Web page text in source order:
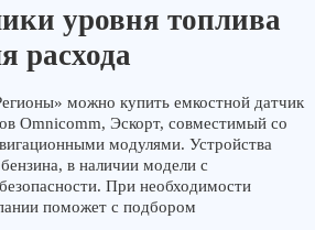
уровня топлива
расхода
можно купить емкостной датчик
Omnicomm, Эскорт, совместимый со
модулями. Устройства
в наличии модели с
При необходимости
поможет с подбором